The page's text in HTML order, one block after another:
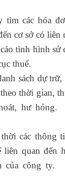
tìm các hóa
cơ sở có liên
tình hình sử
thuế.
sách dự trữ,
thời gian,
hư hỏng.
các thông
quan đến
của công ty.